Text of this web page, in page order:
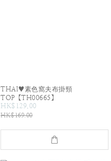
THAI♥素色窩夫布掛頸
TOP【TH00665】
HK$129.00
HK$169.00